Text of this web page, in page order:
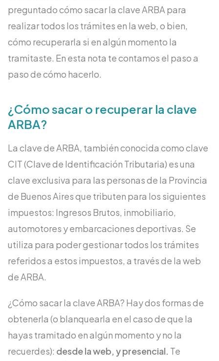
preguntado cómo sacar la clave ARBA para
realizar todos los trámites en la web, o bien,
cómo recuperarla si en algún momento la
tramitaste. En esta nota te contamos el paso a
paso de cómo hacerlo.
¿Cómo sacar o recuperar la clave
ARBA?
La clave de ARBA, también conocida como clave
CIT (Clave de Identificación Tributaria) es una
clave exclusiva para las personas de la Provincia
de Buenos Aires que tributen para los siguientes
impuestos: Ingresos Brutos, inmobiliario,
automotores y embarcaciones deportivas. Se
utiliza para poder gestionar todos los trámites
referidos a estos impuestos, a través de la web
de ARBA.
¿Cómo sacar la clave ARBA? Hay dos formas de
obtenerla (o blanquearla en el caso de que la
hayas tramitado en algún momento y no la
recuerdes): desde la web, y presencial. Te